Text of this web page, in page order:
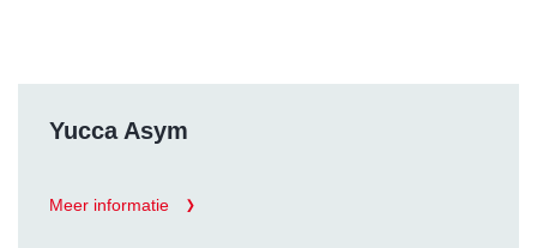
Yucca Asym
Meer informatie